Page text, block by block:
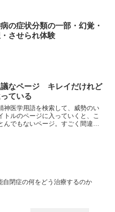
いう誤解も生じて...
の症状分類の一部・幻覚・
させられ体験
なページ キレイだけれど
ている
神医学用語を検索して、威勢のい
トルのページに入っていくと、こ
んでもないページ。すごく間違っ
自閉症の何をどう治療するのか